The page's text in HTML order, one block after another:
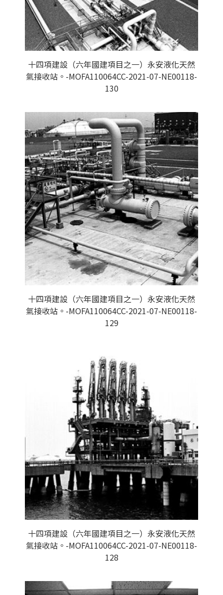
十四項建設（六年國建項目之一）永安液化天然
氣接收站。-MOFA110064CC-2021-07-NE00118-
130
十四項建設（六年國建項目之一）永安液化天然
氣接收站。-MOFA110064CC-2021-07-NE00118-
129
十四項建設（六年國建項目之一）永安液化天然
氣接收站。-MOFA110064CC-2021-07-NE00118-
128